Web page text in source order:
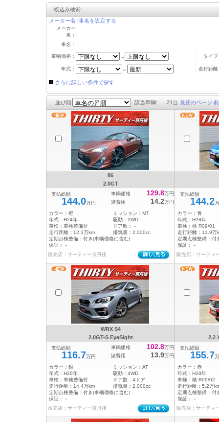
絞込み検索
メーカー名･車名を設定する
メーカー
名：
車名：
車輌価格： ～ タイプ
年式： ～ 走行距離
さらに詳しい条件で探す
並び順 該当車輌: 21 台 最初のページ
86
2.0GT
支払総額
144.0万円
車輌価格 129.8万円
諸費用
14.2万円
カラー： 橙 ミッション： MT
年式： H24年 駆動： 2WD
車検： 車検整備付 ドア数：
－
走行距離： 12.3万km 排気量： 2,000cc
定期点検整備： 付き(車輌価格に含む)
保証：
－
販売店：サーティー京丹後
支払総額
144.2
カラー： 青
年式： H28年
車検： 検 R09/01
走行距離： 11.9万
定期点検整備： 付
保証：
－
販売店：サーティ
WRX S4
2.0GT-S EyeSight
支払総額
116.7万円
車輌価格 102.8万円
諸費用
13.9万円
カラー： 銀 ミッション： AT
年式： H26年 駆動： 4WD
車検： 車検整備付 ドア数： 4ドア
走行距離： 14.4万km 排気量： 2,000cc
定期点検整備： 付き(車輌価格に含む)
保証：
－
販売店：サーティー京丹後
2.2
支払総額
155.7
カラー： 赤
年式： H28年
車検： 検 R09/02
走行距離： 5.2万
定期点検整備： 付
保証：
－
販売店：サーティ